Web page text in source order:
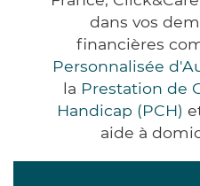
dans vos
financières
Personnalisée
la Prestation de
Handicap (PCH)
aide à